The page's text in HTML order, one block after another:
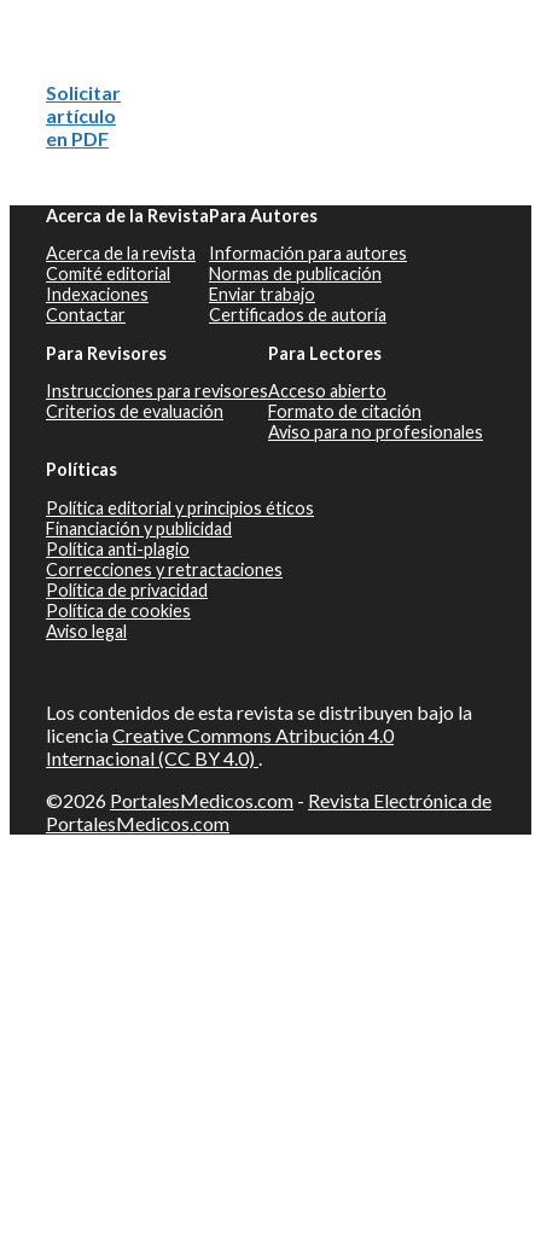
Solicitar
artículo
en PDF
Acerca de la Revista
Acerca de la revista
Comité editorial
Indexaciones
Contactar
Para Autores
Información para autores
Normas de publicación
Enviar trabajo
Certificados de autoría
Para Revisores
Instrucciones para revisores
Criterios de evaluación
Para Lectores
Acceso abierto
Formato de citación
Aviso para no profesionales
Políticas
Política editorial y principios éticos
Financiación y publicidad
Política anti-plagio
Correcciones y retractaciones
Política de privacidad
Política de cookies
Aviso legal
Los contenidos de esta revista se distribuyen bajo la
licenciaCreative Commons Atribución 4.0
Internacional (CC BY 4.0) .
©2026 PortalesMedicos.com - Revista Electrónica de
PortalesMedicos.com